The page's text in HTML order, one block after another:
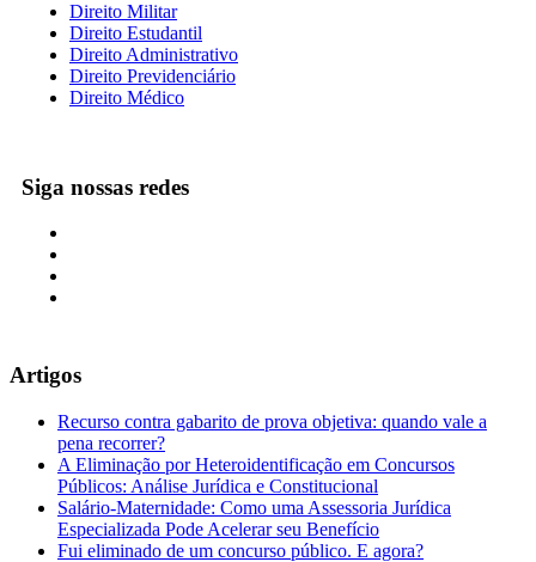
Direito Militar
Direito Estudantil
Direito Administrativo
Direito Previdenciário
Direito Médico
Siga nossas redes
Artigos
Recurso contra gabarito de prova objetiva: quando vale a
pena recorrer?
A Eliminação por Heteroidentificação em Concursos
Públicos: Análise Jurídica e Constitucional
Salário-Maternidade: Como uma Assessoria Jurídica
Especializada Pode Acelerar seu Benefício
Fui eliminado de um concurso público. E agora?